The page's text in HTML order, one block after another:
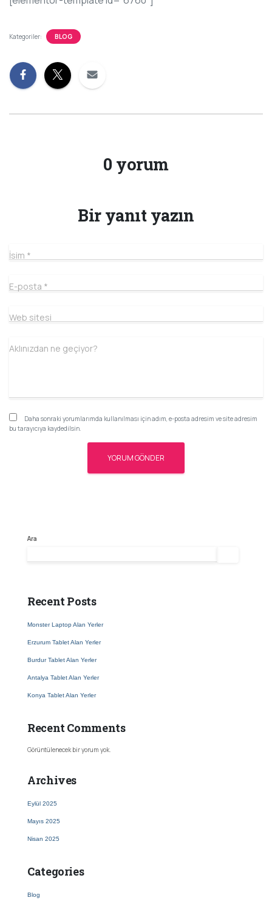
Kategoriler: BLOG
0 yorum
Bir yanıt yazın
İsim *
E-posta *
Web sitesi
Aklınızdan ne geçiyor?
Daha sonraki yorumlarımda kullanılması için adım, e-posta adresim ve site adresim
bu tarayıcıya kaydedilsin.
Ara
Recent Posts
Monster Laptop Alan Yerler
Erzurum Tablet Alan Yerler
Burdur Tablet Alan Yerler
Antalya Tablet Alan Yerler
Konya Tablet Alan Yerler
Recent Comments
Görüntülenecek bir yorum yok.
Archives
Eylül 2025
Mayıs 2025
Nisan 2025
Categories
Blog